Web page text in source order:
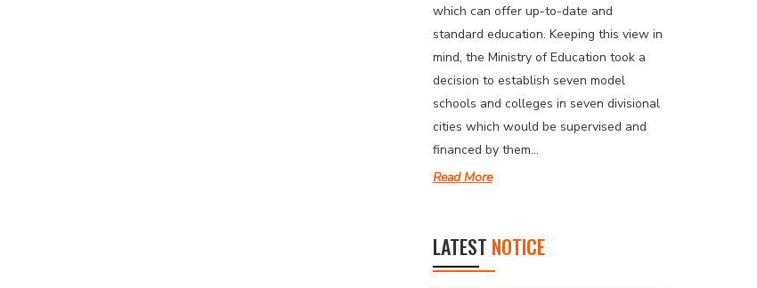
which can offer up-to-date and
standard education. Keeping this view in
mind, the Ministry of Education took a
decision to establish seven model
schools and colleges in seven divisional
cities which would be supervised and
financed by them...
Read More
LATEST NOTICE